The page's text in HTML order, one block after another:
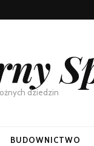
dziedzin
BUDOWNICTWO